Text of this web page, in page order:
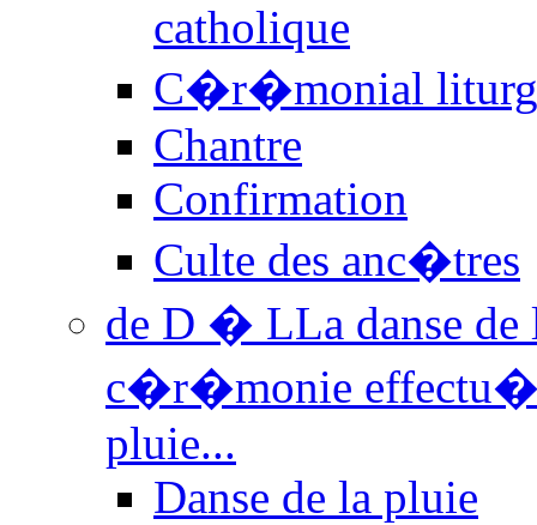
catholique
C�r�monial
Chantre
Confirmation
Culte des anc�tres
de D � LLa danse de
c�r�monie
pluie...
Danse de la pluie